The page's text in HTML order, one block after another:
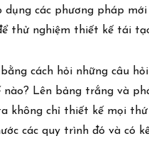
các phương pháp
thử nghiệm thiết kế tái
cách hỏi những câu
Lên bảng trắng và
không chỉ thiết kế mọi
các quy trình đó và có